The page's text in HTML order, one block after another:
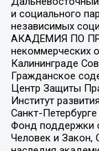
и социального
независимых
АКАДЕМИЯ ПО
некоммерческих
Калининграде
Гражданское
Центр Защиты
Институт
Санкт-
Фонд поддержки
Человек и Закон,